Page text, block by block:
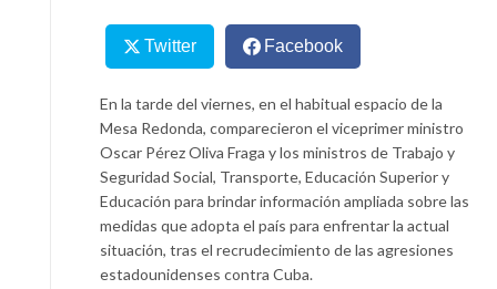
Twitter Facebook
En la tarde del viernes, en el habitual espacio de la
Mesa Redonda, comparecieron el viceprimer ministro
Oscar Pérez Oliva Fraga y los ministros de Trabajo y
Seguridad Social, Transporte, Educación Superior y
Educación para brindar información ampliada sobre las
medidas que adopta el país para enfrentar la actual
situación, tras el recrudecimiento de las agresiones
estadounidenses contra Cuba.